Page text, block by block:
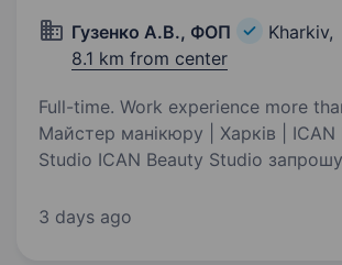
Гузенко А.В., ФОП
Kharkiv,
8.1 km from center
Full-time. Work experience more
Майстер манікюру | Харків | ICAN
Studio ICAN Beauty Studio
професію, відповідально
3 days ago